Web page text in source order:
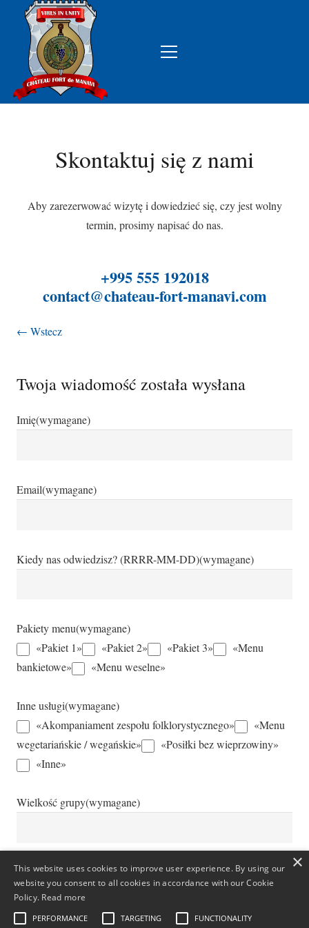
Skontaktuj się z nami
Aby zarezerwować wizytę i dowiedzieć się, czy jest wolny
termin, prosimy napisać do nas.
+995 555 192018
contact@chateau-fort-manavi.com
← Wstecz
Twoja wiadomość została wysłana
Imię(wymagane)
Email(wymagane)
Kiedy nas odwiedzisz? (RRRR-MM-DD)(wymagane)
Pakiety menu(wymagane)
«Pakiet 1»
«Pakiet 2» «Pakiet 3»
«Menu
bankietowe»
«Menu weselne»
Inne usługi(wymagane)
«Akompaniament zespołu folklorystycznego»
«Menu
wegetariańskie / wegańskie»
«Posiłki bez wieprzowiny»
«Inne»
Wielkość grupy(wymagane)
Dodatkowe informacje ×
This website uses cookies to improve user experience. By using our
website you consent to all cookies in accordance with our Cookie
Policy. Read more
PERFORMANCE TARGETING FUNCTIONALITY